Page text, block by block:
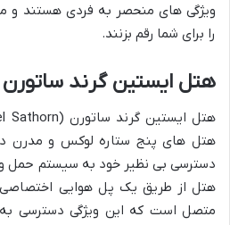
ویژگی های منحصر به فردی هستند و می
را برای شما رقم بزنند.
هتل ایستین گرند ساتورن
هتل های پنج ستاره لوکس و مدرن
دسترسی بی نظیر خود به سیستم حمل
متصل است که این ویژگی دسترسی به